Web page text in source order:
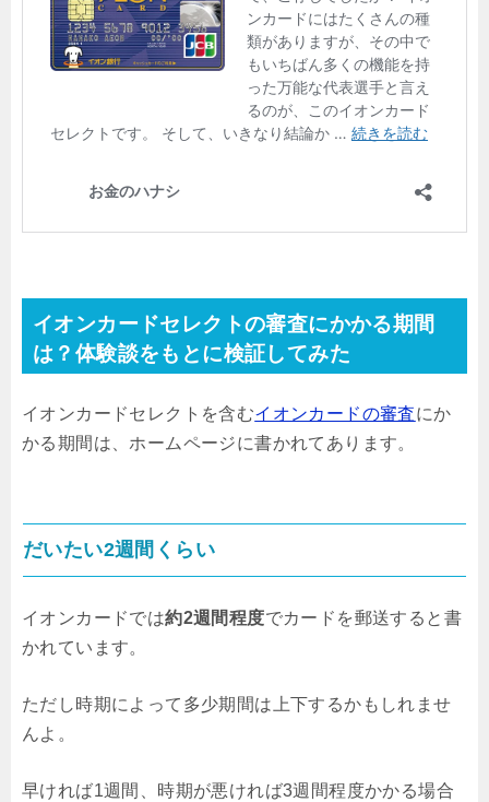
イオンカードセレクトの審査にかかる期間
は？体験談をもとに検証してみた
イオンカードセレクトを含むイオンカードの審査にか
かる期間は、ホームページに書かれてあります。
だいたい2週間くらい
イオンカードでは約2週間程度でカードを郵送すると書
かれています。
ただし時期によって多少期間は上下するかもしれませ
んよ。
早ければ1週間、時期が悪ければ3週間程度かかる場合